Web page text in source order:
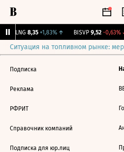
BLNG 8,35 +1,83%↑ BISVP 9,52 -0,63%
Ситуация на топливном рынке:
Подписка
Реклама
РФРИТ
Справочник компаний
Подписка для юр.лиц